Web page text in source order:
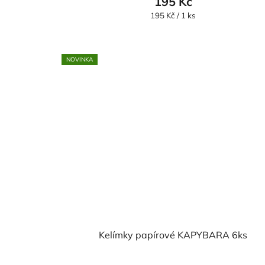
Měrná
195 Kč / 1 ks
NOVINKA
Kelímky papírové KAPYBARA 6ks